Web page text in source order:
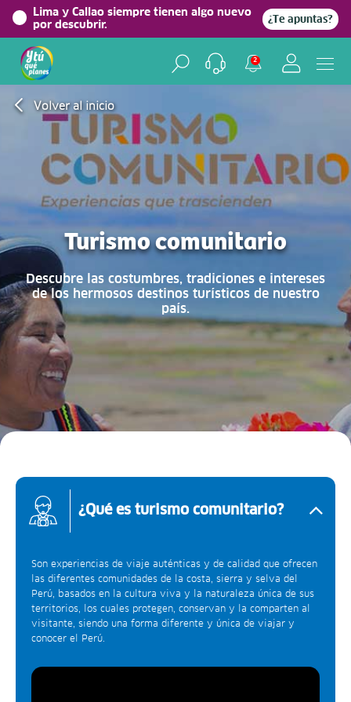
Lima y Callao siempre tienen algo nuevo
por descubrir.
¿Te apuntas?
2
Volver al inicio
Turismo comunitario
Descubre las costumbres, tradiciones e intereses
de los hermosos destinos turísticos de nuestro
país.
¿Qué es turismo comunitario?
Son experiencias de viaje auténticas y de calidad que ofrecen
las diferentes comunidades de la costa, sierra y selva del
Perú, basados en la cultura viva y la naturaleza única de sus
territorios, los cuales protegen, conservan y la comparten al
visitante, siendo una forma diferente y única de viajar y
conocer el Perú.